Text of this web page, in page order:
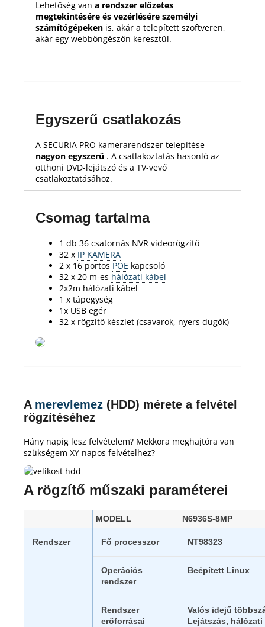
Lehetőség van a rendszer előzetes
megtekintésére és vezérlésére személyi
számítógépeken is, akár a telepített szoftveren,
akár egy webböngészőn keresztül.
Egyszerű csatlakozás
A SECURIA PRO kamerarendszer telepítése
nagyon egyszerű . A csatlakoztatás hasonló az
otthoni DVD-lejátszó és a TV-vevő
csatlakoztatásához.
Csomag tartalma
1 db 36 csatornás NVR videorögzítő
32 x IP KAMERA
2 x 16 portos POE kapcsoló
32 x 20 m-es hálózati kábel
2x2m hálózati kábel
1 x tápegység
1x USB egér
32 x rögzítő készlet (csavarok, nyers dugók)
A merevlemez (HDD) mérete a felvétel
rögzítéséhez
Hány napig lesz felvételem? Mekkora meghajtóra van
szükségem XY napos felvételhez?
A rögzítő műszaki paraméterei
MODELL N6936S-8MP
Rendszer Fő processzor NT98323
Operációs
rendszer
Beépített Linux
Rendszer
erőforrásai
Valós idejű
Lejátszás,